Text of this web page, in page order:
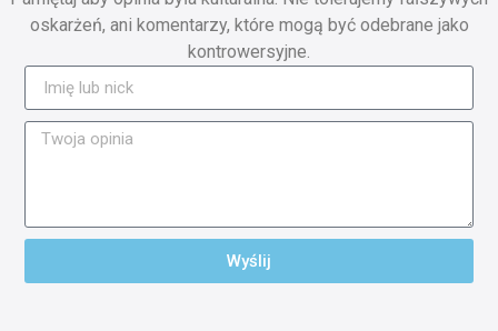
oskarżeń, ani komentarzy, które mogą być odebrane jako
kontrowersyjne.
Wyślij